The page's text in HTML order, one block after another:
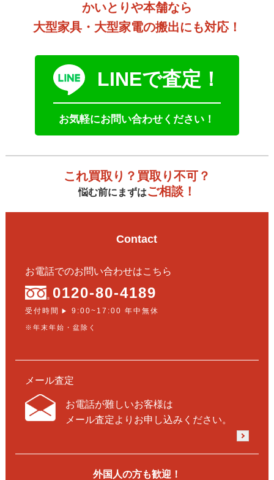
かいとりや本舗なら
大型家具・大型家電の搬出にも対応！
LINEで査定！
お気軽にお問い合わせください！
これ買取り？買取り不可？
悩む前にまずはご相談！
Contact
お電話でのお問い合わせはこちら
0120-80-4189
受付時間 ▶ 9:00~17:00 年中無休
※年末年始・盆除く
メール査定
お電話が難しいお客様は
メール査定よりお申し込みください。
外国人の方も歓迎！